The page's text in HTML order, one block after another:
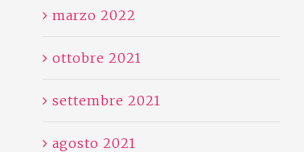
marzo 2022
ottobre 2021
settembre 2021
agosto 2021